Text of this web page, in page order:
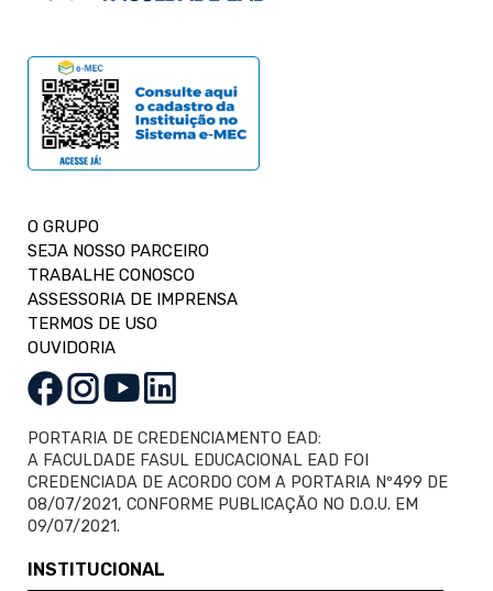
O GRUPO
SEJA NOSSO PARCEIRO
TRABALHE CONOSCO
ASSESSORIA DE IMPRENSA
TERMOS DE USO
OUVIDORIA
PORTARIA DE CREDENCIAMENTO EAD:
A FACULDADE FASUL EDUCACIONAL EAD FOI
CREDENCIADA DE ACORDO COM A PORTARIA Nº499 DE
08/07/2021, CONFORME PUBLICAÇÃO NO D.O.U. EM
09/07/2021.
INSTITUCIONAL